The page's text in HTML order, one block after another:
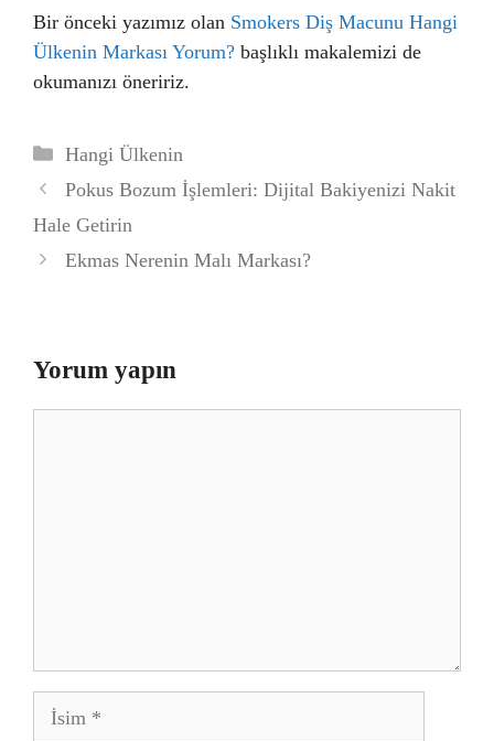
Bir önceki yazımız olan Smokers Diş Macunu Hangi
Ülkenin Markası Yorum? başlıklı makalemizi de
okumanızı öneririz.
Kategoriler
Hangi Ülkenin
Pokus Bozum İşlemleri: Dijital Bakiyenizi Nakit
Hale Getirin
Ekmas Nerenin Malı Markası?
Yorum yapın
İsim